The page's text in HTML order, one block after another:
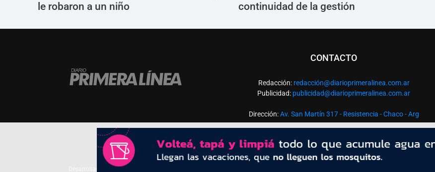
le robaron a un niño
continuidad de la gestión
CONTACTO
Redacción: redacción@diarioprimeralinea.com.ar
Publicidad: publicidad@diarioprimeralinea.com.ar
Dirección:Av. San Martín 317 - Resistencia - Chaco - Arg
TP. Web Studio